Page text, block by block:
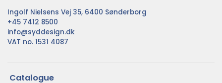
Ingolf Nielsens Vej 35, 6400 Sønderborg
+45 7412 8500
info@syddesign.dk
VAT no. 1531 4087
Catalogue